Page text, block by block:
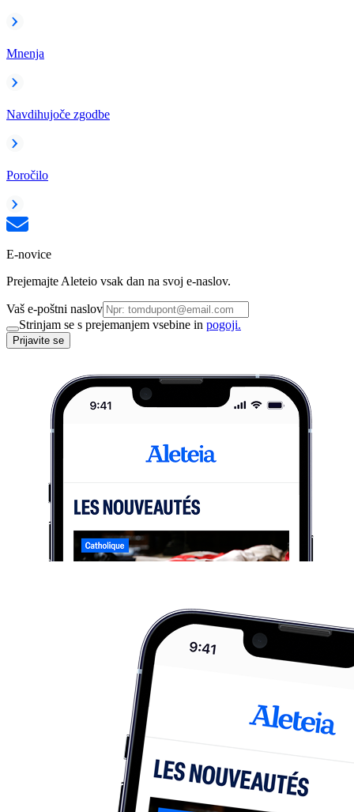
Mnenja
Navdihujoče zgodbe
Poročilo
E-novice
Prejemajte Aleteio vsak dan na svoj e-naslov.
Vaš e-poštni naslov
Strinjam se s prejemanjem vsebine in pogoji.
Prijavite se